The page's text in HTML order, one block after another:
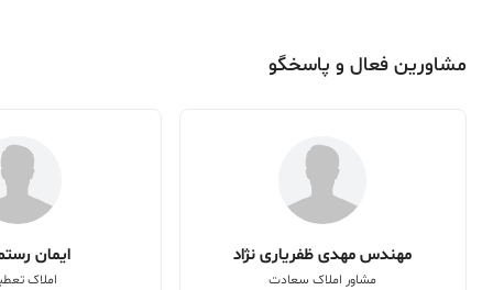
مشاورین فعال و پاسخگو
مهندس مهدی ظفریاری نژاد
مشاور املاک سعادت
ایمان
املاک